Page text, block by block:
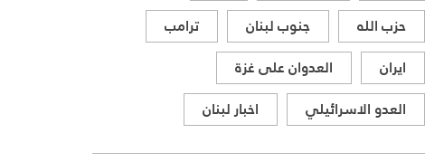
حزب الله
جنوب لبنان
ترامب
ايران
العدوان على غزة
العدو الاسرائيلي
اخبار لبنان